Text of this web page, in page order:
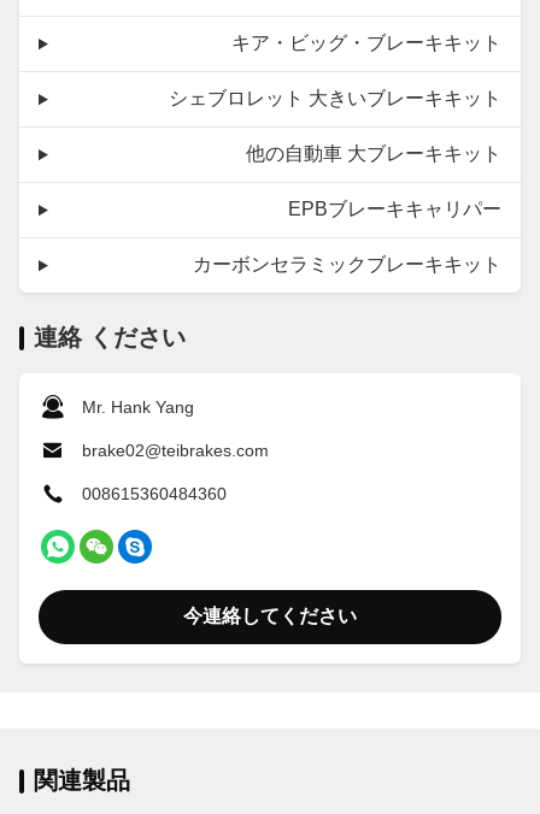
キア・ビッグ・ブレーキキット
シェブロレット 大きいブレーキキット
他の自動車 大ブレーキキット
EPBブレーキキャリパー
カーボンセラミックブレーキキット
連絡 ください
Mr. Hank Yang
brake02@teibrakes.com
008615360484360
今連絡してください
関連製品